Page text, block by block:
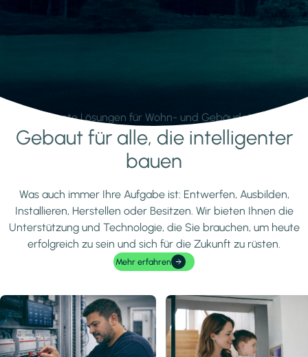
Intelligente Lösungen für Wohn- und Gebäudetechnik.
Mehr erfahren
Gebaut für alle, die intelligenter
bauen
Was auch immer Ihre Aufgabe ist: Entwerfen, Ausbilden,
Installieren, Herstellen oder Besitzen. Wir bieten Ihnen die
Unterstützung und Technologie, die Sie brauchen, um heute
erfolgreich zu sein und sich für die Zukunft zu rüsten.
Mehr erfahren